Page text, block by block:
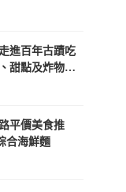
進百年古蹟吃
甜點及炸物都
平價美食推
合海鮮麵